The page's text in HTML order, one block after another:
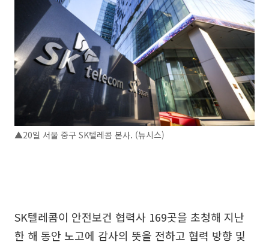
▲20일 서울 중구 SK텔레콤 본사. (뉴시스)
SK텔레콤이 안전보건 협력사 169곳을 초청해 지난
한 해 동안 노고에 감사의 뜻을 전하고 협력 방향 및